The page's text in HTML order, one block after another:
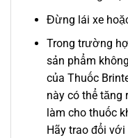
Đừng lái xe
Trong trường
sản phẩm
của Thuốc
này có thể tăng
làm cho thuốc
Hãy trao đổi